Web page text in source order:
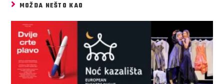
MOŽDA NEŠTO KAO